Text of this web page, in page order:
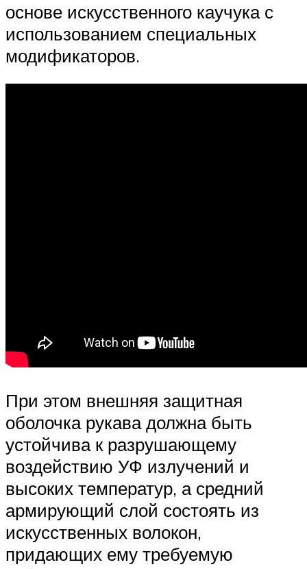
основе искусственного каучука с
использованием специальных
модификаторов.
При этом внешняя защитная
оболочка рукава должна быть
устойчива к разрушающему
воздействию УФ излучений и
высоких температур, а средний
армирующий слой состоять из
искусственных волокон,
придающих ему требуемую